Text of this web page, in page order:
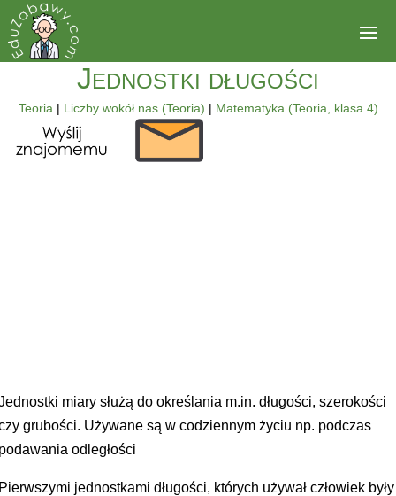
Jednostki długości
Teoria | Liczby wokół nas (Teoria) | Matematyka (Teoria, klasa 4)
miary służą do określania m.in. długości, szerokości
grubości. Używane są w codziennym życiu np. podczas
odległości
jednostkami długości, których używał człowiek były